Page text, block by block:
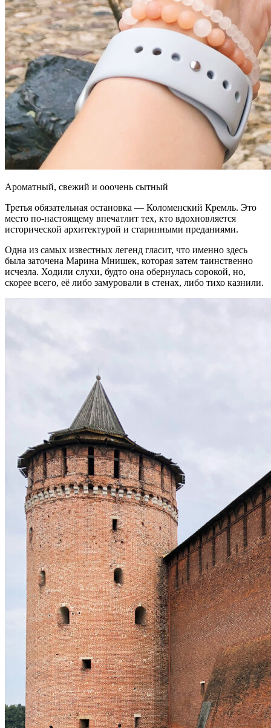
Ароматный, свежий и ооочень сытный
Третья обязательная остановка — Коломенский Кремль. Это
место по-настоящему впечатлит тех, кто вдохновляется
исторической архитектурой и старинными преданиями.
Одна из самых известных легенд гласит, что именно здесь
была заточена Марина Мнишек, которая затем таинственно
исчезла. Ходили слухи, будто она обернулась сорокой, но,
скорее всего, её либо замуровали в стенах, либо тихо казнили.